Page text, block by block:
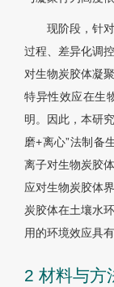
现阶段，针
过程、差异化调
对生物炭胶体凝
特异性效应在生
明。因此，本研
磨+离心”法制备
离子对生物炭胶
应对生物炭胶体
炭胶体在土壤水
用的环境效应具
2 材料与方